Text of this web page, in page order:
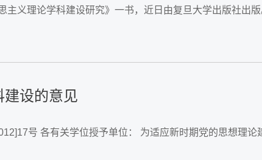
主义理论学科建设研究》一书，近日由复旦大学出版社出
建设的意见